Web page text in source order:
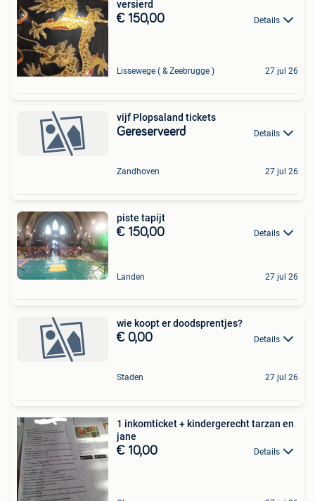
versierd
€ 150,00 Details
Lissewege ( & Zeebrugge ) 27 jul 26
vijf Plopsaland tickets
Gereserveerd Details
Zandhoven 27 jul 26
piste tapijt
€ 150,00 Details
Landen 27 jul 26
wie koopt er doodsprentjes?
€ 0,00 Details
Staden 27 jul 26
1 inkomticket + kindergerecht tarzan en
jane
€ 10,00 Details